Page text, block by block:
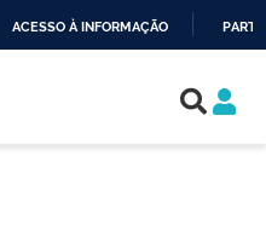
ACESSO À INFORMAÇÃO